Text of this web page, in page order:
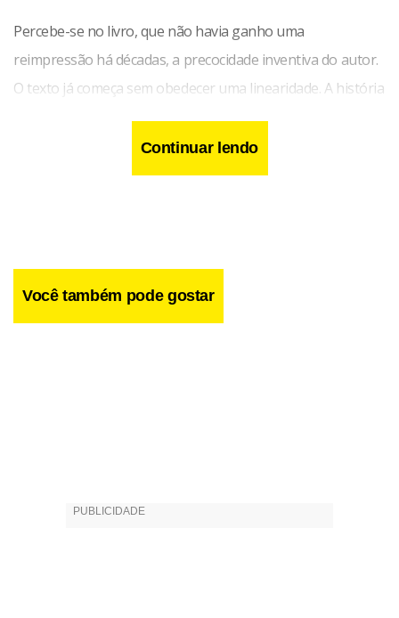
Percebe-se no livro, que não havia ganho uma
reimpressão há décadas, a precocidade inventiva do autor.
O texto já começa sem obedecer uma linearidade. A história
de Ismael, um “homem cinzento”, como ele mesmo se
autoproclama, na primeira parte de três da obra, alterna
passado e presente em capítulos curtos e essenciais para
Continuar lendo
Você também pode gostar